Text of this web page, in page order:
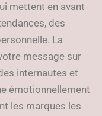
mettent en avant
des
La
message sur
internautes et
émotionnellement
les marques les